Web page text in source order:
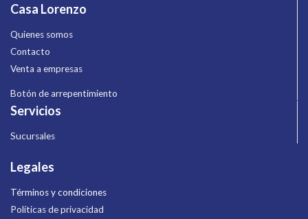
Casa Lorenzo
Quienes somos
Contacto
Venta a empresas
Botón de arrepentimiento
Servicios
Sucursales
Legales
Términos y condiciones
Políticas de privacidad